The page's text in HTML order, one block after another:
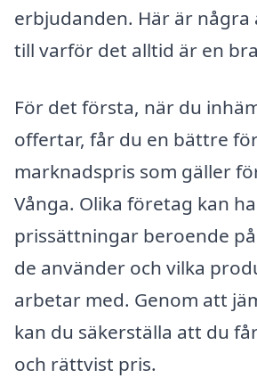
erbjudanden. Här är
till varför det alltid är en
För det första, när du
offertar, får du en bättre
marknadspris som gäller
Vånga. Olika företag kan
prissättningar beroende
de använder och vilka
arbetar med. Genom att
kan du säkerställa att du
och rättvist pris.